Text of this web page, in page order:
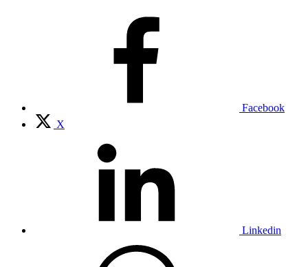
Facebook
X
Linkedin